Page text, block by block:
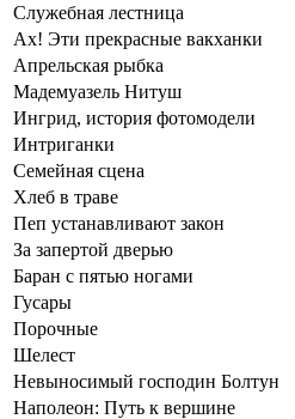
Служебная лестница
Ах! Эти прекрасные вакханки
Апрельская рыбка
Мадемуазель Нитуш
Ингрид, история фотомодели
Интриганки
Семейная сцена
Хлеб в траве
Пеп устанавливают закон
За запертой дверью
Баран с пятью ногами
Гусары
Порочные
Шелест
Невыносимый господин Болтун
Наполеон: Путь к вершине